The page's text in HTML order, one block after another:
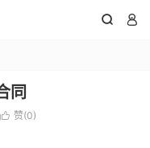
 
同
 赞(0)